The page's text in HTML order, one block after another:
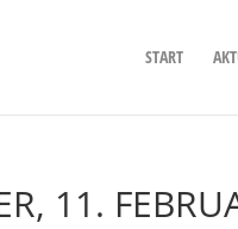
START
11.